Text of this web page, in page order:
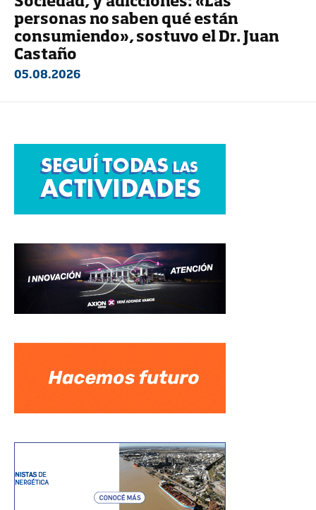
personas no saben qué están
consumiendo», sostuvo el Dr. Juan
Castaño
05.08.2026